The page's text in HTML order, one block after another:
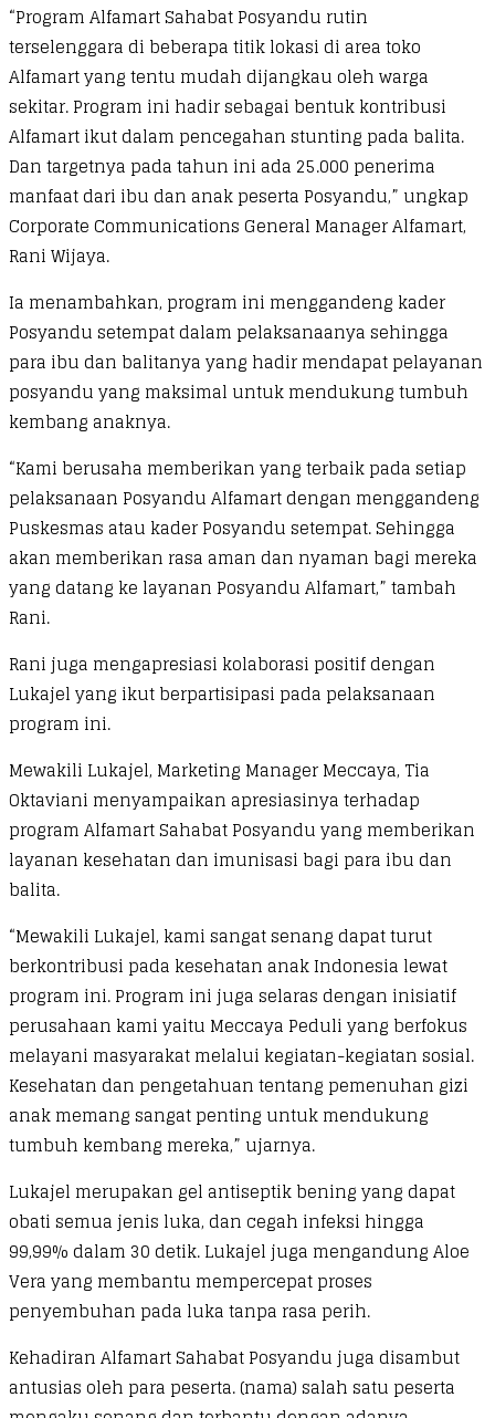
“Program Alfamart Sahabat Posyandu rutin
terselenggara di beberapa titik lokasi di area toko
Alfamart yang tentu mudah dijangkau oleh warga
sekitar. Program ini hadir sebagai bentuk kontribusi
Alfamart ikut dalam pencegahan stunting pada balita.
Dan targetnya pada tahun ini ada 25.000 penerima
manfaat dari ibu dan anak peserta Posyandu,” ungkap
Corporate Communications General Manager Alfamart,
Rani Wijaya.
Ia menambahkan, program ini menggandeng kader
Posyandu setempat dalam pelaksanaanya sehingga
para ibu dan balitanya yang hadir mendapat pelayanan
posyandu yang maksimal untuk mendukung tumbuh
kembang anaknya.
“Kami berusaha memberikan yang terbaik pada setiap
pelaksanaan Posyandu Alfamart dengan menggandeng
Puskesmas atau kader Posyandu setempat. Sehingga
akan memberikan rasa aman dan nyaman bagi mereka
yang datang ke layanan Posyandu Alfamart,” tambah
Rani.
Rani juga mengapresiasi kolaborasi positif dengan
Lukajel yang ikut berpartisipasi pada pelaksanaan
program ini.
Mewakili Lukajel, Marketing Manager Meccaya, Tia
Oktaviani menyampaikan apresiasinya terhadap
program Alfamart Sahabat Posyandu yang memberikan
layanan kesehatan dan imunisasi bagi para ibu dan
balita.
“Mewakili Lukajel, kami sangat senang dapat turut
berkontribusi pada kesehatan anak Indonesia lewat
program ini. Program ini juga selaras dengan inisiatif
perusahaan kami yaitu Meccaya Peduli yang berfokus
melayani masyarakat melalui kegiatan-kegiatan sosial.
Kesehatan dan pengetahuan tentang pemenuhan gizi
anak memang sangat penting untuk mendukung
tumbuh kembang mereka,” ujarnya.
Lukajel merupakan gel antiseptik bening yang dapat
obati semua jenis luka, dan cegah infeksi hingga
99,99% dalam 30 detik. Lukajel juga mengandung Aloe
Vera yang membantu mempercepat proses
penyembuhan pada luka tanpa rasa perih.
Kehadiran Alfamart Sahabat Posyandu juga disambut
antusias oleh para peserta. (nama) salah satu peserta